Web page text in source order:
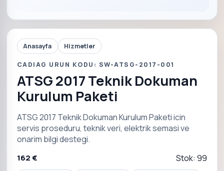
Anasayfa Hizmetler
CADIAG URUN KODU: SW-ATSG-2017-001
ATSG 2017 Teknik Dokuman
Kurulum Paketi
ATSG 2017 Teknik Dokuman Kurulum Paketi icin
servis proseduru, teknik veri, elektrik semasi ve
onarim bilgi destegi.
162 € Stok: 99